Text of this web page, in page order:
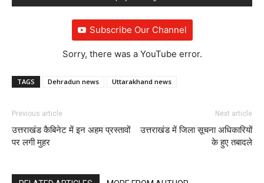
Subscribe Our Channel
Sorry, there was a YouTube error.
TAGS Dehradun news Uttarakhand news
Previous article
उत्तराखंड कैबिनेट में इन अहम प्रस्तावों
पर लगी मुहर
Next article
उत्तराखंड में जिला सूचना अधिकारियों
के हुए तबादले